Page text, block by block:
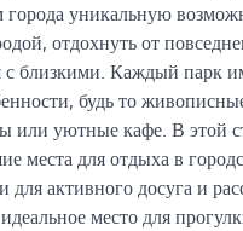
города уникальную
отдохнуть от
с близкими. Каждый парк
будь то
или уютные кафе. В этой
места для отдыха в
для активного досуга и
место для